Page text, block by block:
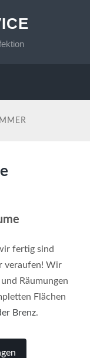
fertig sind
veraufen! Wir
Räumungen
Flächen
Brenz.